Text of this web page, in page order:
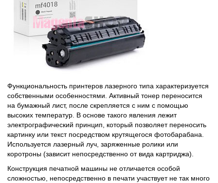
Функциональность принтеров лазерного типа характеризуется
собственными особенностями. Активный тонер переносится
на бумажный лист, после скрепляется с ним с помощью
высоких температур. В основе такого явления лежит
электрографический принцип, который позволяет переносить
картинку или текст посредством крутящегося фотобарабана.
Используется лазерный луч, заряженные ролики или
коротроны (зависит непосредственно от вида картриджа).
Конструкция печатной машины не отличается особой
сложностью, непосредственно в печати участвует не так много